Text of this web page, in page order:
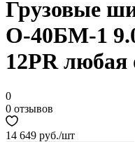
Грузовые
О-40БМ-1
12PR любая
0
0 отзывов
14 649 руб./шт